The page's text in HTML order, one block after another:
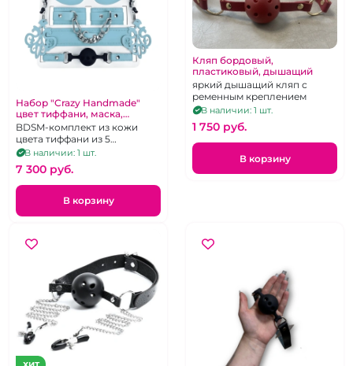
Набор "Crazy Handmade"
цвет тиффани, маска,
наручники, ошейник, кляп
BDSM-комплект из кожи
цвета тиффани из 5
предметов
В наличии: 1 шт.
7 300 pуб.
В корзину
Кляп бордовый,
пластиковый, дышащий
яркий дышащий кляп с
ременным креплением
В наличии: 1 шт.
1 750 pуб.
В корзину